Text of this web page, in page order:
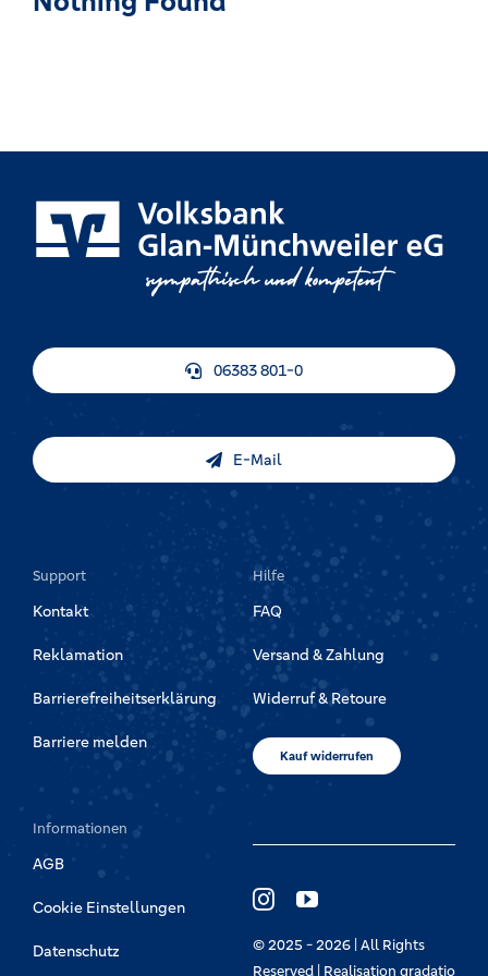
06383 801-0
E-Mail
Support
Kontakt
Reklamation
Barrierefreiheitserklärung
Barriere melden
Hilfe
FAQ
Versand & Zahlung
Widerruf & Retoure
Kauf widerrufen
Informationen
AGB
Cookie Einstellungen
Datenschutz
© 2025 - 2026 | All Rights
Reserved | Realisation gradatio